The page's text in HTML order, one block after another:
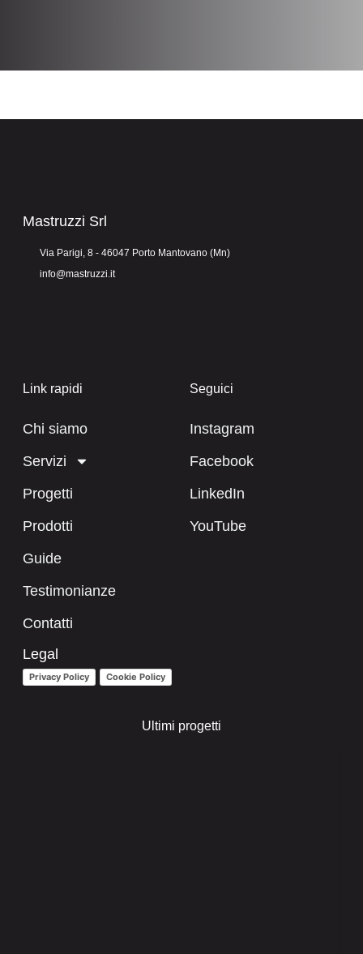
Mastruzzi Srl
Via Parigi, 8 - 46047 Porto Mantovano (Mn)
info@mastruzzi.it
Link rapidi
Chi siamo
Servizi
Progetti
Prodotti
Guide
Testimonianze
Contatti
Legal
Privacy Policy Cookie Policy
Seguici
Instagram
Facebook
LinkedIn
YouTube
Ultimi progetti